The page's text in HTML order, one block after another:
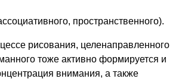
пространственного).
рисования, целенаправленного
тоже активно формируется и
внимания, а также